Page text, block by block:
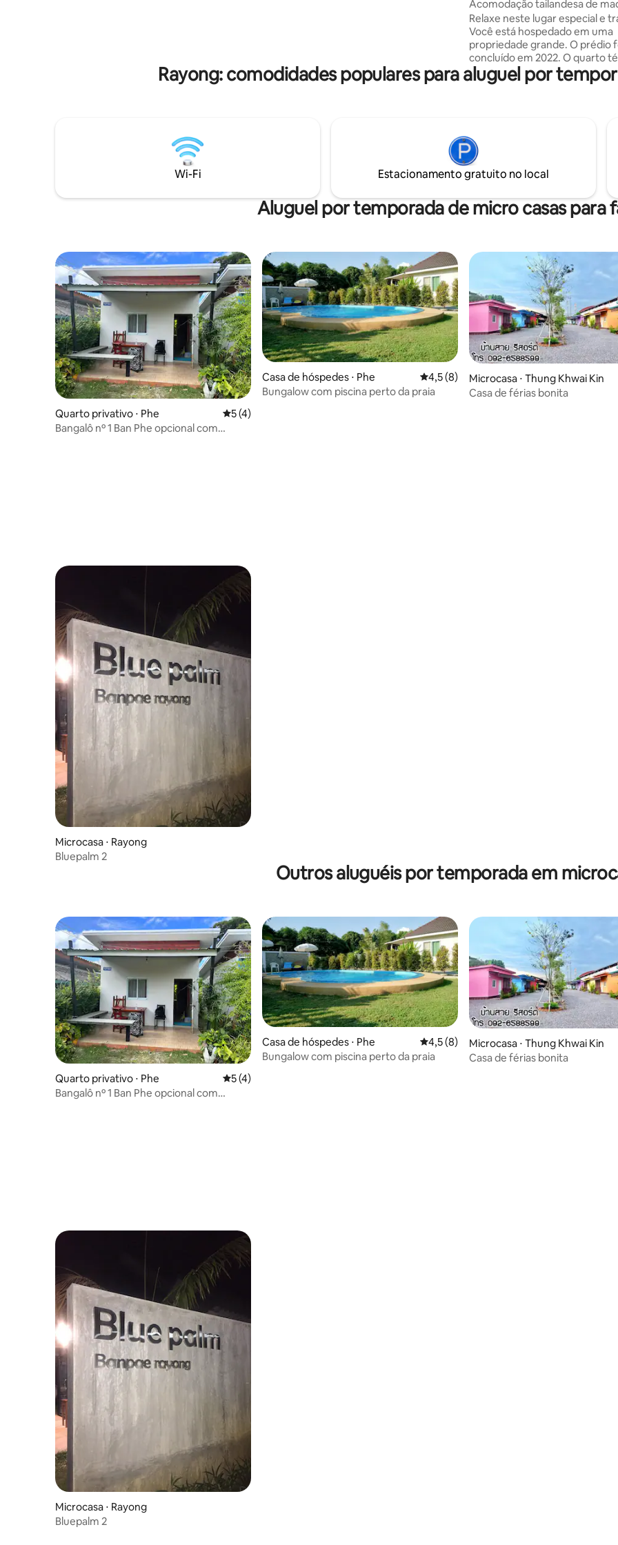
Acomodação tailandesa de
Nadohn2
Relaxe neste lugar especial e
Você está hospedado em uma
propriedade grande. O prédio
concluído em 2022. O quarto
recém-construído em 2023
ideal como turista de longa
Rayong: comodidades populares para aluguel por
Wi-Fi Estacionamento gratuito no local
Aluguel por temporada de micro casas para
Quarto privativo ⋅ Phe 5 de uma avaliação média de 5, 4 avaliações
5 (4)
Bangalô nº 1 Ban Phe opcional com
Casa de hóspedes ⋅ Phe 4,5 de uma avaliação média de 5, 8
4,5 (8)
Bungalow com piscina perto da praia
Microcasa ⋅ Thung Khwai Kin
Casa de férias bonita
Microcasa ⋅ Rayong
Bluepalm 2
Outros aluguéis por temporada em
Quarto privativo ⋅ Phe 5 de uma avaliação média de 5, 4 avaliações
5 (4)
Bangalô nº 1 Ban Phe opcional com
Casa de hóspedes ⋅ Phe 4,5 de uma avaliação média de 5, 8
4,5 (8)
Bungalow com piscina perto da praia
Microcasa ⋅ Thung Khwai Kin
Casa de férias bonita
Microcasa ⋅ Rayong
Bluepalm 2